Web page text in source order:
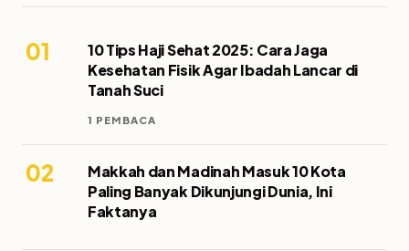
01
10 Tips Haji Sehat 2025: Cara Jaga
Kesehatan Fisik Agar Ibadah Lancar di
Tanah Suci
1 PEMBACA
02
Makkah dan Madinah Masuk 10 Kota
Paling Banyak Dikunjungi Dunia, Ini
Faktanya